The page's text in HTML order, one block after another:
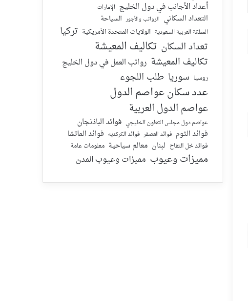
أعداد الأجانب في دول الخليج الإمارات
التعداد السكاني الرواتب والأجور السياحة
المملكة العربية السعودية الولايات المتحدة الأمريكية تركيا
تعداد السكان تكاليف المعيشة
تكاليف المعيشة رواتب العمل في دول الخليج
روسيا سوريا طلب اللجوء
عدد سكان عواصم الدول
عواصم الدول العربية
عواصم دول مجلس التعاون الخليجي فوائد الباذنجان
فوائد الثوم فوائد العصفر فوائد الكركديه فوائد الماتشا
فوائد خل التفاح لبنان معالم سياحية معلومات عامة
مميزات وعيوب مميزات وعيوب المدن